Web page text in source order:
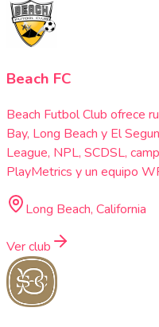
Beach FC
Beach Futbol Club ofrece
Bay, Long Beach y El
League, NPL, SCDSL,
PlayMetrics y un equipo
Long Beach, California
Ver club